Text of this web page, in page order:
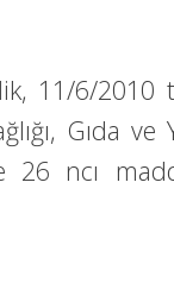
11/6/2010
Gıda
ncı